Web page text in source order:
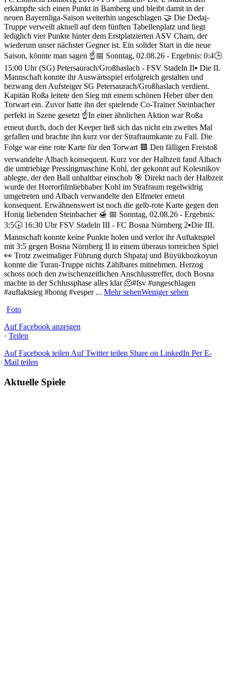
erkämpfte sich einen Punkt in Bamberg und bleibt damit in der
neuen Bayernliga-Saison weiterhin ungeschlagen 🤝 Die Dedaj-
Truppe verweilt aktuell auf dem fünften Tabellenplatz und liegt
lediglich vier Punkte hinter dem Erstplatzierten ASV Cham, der
wiederum unser nächster Gegner ist. Ein solider Start in die neue
Saison, könnte man sagen ☝️📅 Sonntag, 02.08.26 - Ergebnis: 0:4🕒
15:00 Uhr (SG) Petersaurach/Großhaslach - FSV Stadeln II▪️ Die II.
Mannschaft konnte ihr Auswärtsspiel erfolgreich gestalten und
bezwang den Aufsteiger SG Petersaurach/Großhaslach verdient.
Kapitän Roßa leitete den Sieg mit einem schönen Heber über den
Torwart ein. Zuvor hatte ihn der spielende Co-Trainer Steinbacher
perfekt in Szene gesetzt ☝️In einer ähnlichen Aktion war Roßa
erneut durch, doch der Keeper ließ sich das nicht ein zweites Mal
gefallen und brachte ihn kurz vor der Strafraumkante zu Fall. Die
Folge war eine rote Karte für den Torwart 🟥 Den fälligen Freistoß
verwandelte Albach konsequent. Kurz vor der Halbzeit fand Albach
die umtriebige Pressingmaschine Kohl, der gekonnt auf Kolesnikov
ablegte, der den Ball unhaltbar einschob 🎯 Direkt nach der Halbzeit
wurde der Horrorfilmliebhaber Kohl im Strafraum regelwidrig
umgetreten und Albach verwandelte den Elfmeter erneut
konsequent. Erwähnenswert ist noch die gelb-rote Karte gegen den
Honig liebenden Steinbacher 🍯 📅 Sonntag, 02.08.26 - Ergebnis:
3:5🕟 16:30 Uhr FSV Stadeln III - FC Bosna Nürnberg 2▪️Die III.
Mannschaft konnte keine Punkte holen und verlor ihr Auftaktspiel
mit 3:5 gegen Bosna Nürnberg II in einem überaus torreichen Spiel
👀 Trotz zweimaliger Führung durch Shpataj und Büyükbozkoyun
konnte die Turan-Truppe nichts Zählbares mitnehmen. Herzog
schoss noch den zwischenzeitlichen Anschlusstreffer, doch Bosna
machte in der Schlussphase alles klar 🫠#fsv #ungeschlagen
#auftaktsieg #honig #vesper ... Mehr sehenWeniger sehen
Foto
Auf Facebook anzeigen
· Teilen
Auf Facebook teilen Auf Twitter teilen Share on LinkedIn Per E-
Mail teilen
Aktuelle Spiele